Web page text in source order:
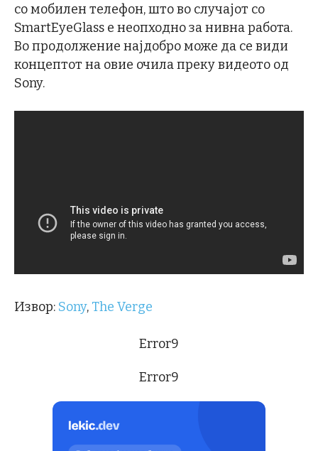
со мобилен телефон, што во случајот со
SmartEyeGlass е неопходно за нивна работа.
Во продолжение најдобро може да се види
концептот на овие очила преку видеото од
Sony.
Извор: Sony, The Verge
Error9
Error9